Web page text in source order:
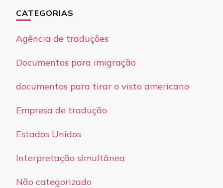
CATEGORIAS
Agência de traduções
Documentos para imigração
documentos para tirar o visto americano
Empresa de tradução
Estados Unidos
Interpretação simultânea
Não categorizado